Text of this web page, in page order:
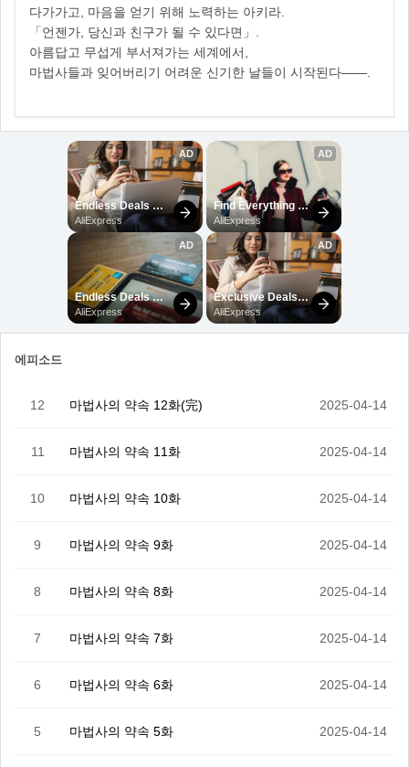
다가가고, 마음을 얻기 위해 노력하는 아키라.
「언젠가, 당신과 친구가 될 수 있다면」.
아름답고 무섭게 부서져가는 세계에서,
마법사들과 잊어버리기 어려운 신기한 날들이 시작된다——.
에피소드
12 마법사의 약속 12화(完) 2025-04-14
11 마법사의 약속 11화 2025-04-14
10 마법사의 약속 10화 2025-04-14
9 마법사의 약속 9화 2025-04-14
8 마법사의 약속 8화 2025-04-14
7 마법사의 약속 7화 2025-04-14
6 마법사의 약속 6화 2025-04-14
5 마법사의 약속 5화 2025-04-14